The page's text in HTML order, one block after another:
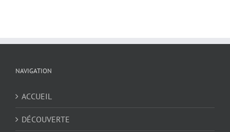
NAVIGATION
ACCUEIL
DÉCOUVERTE